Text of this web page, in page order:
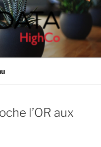
l’OR aux